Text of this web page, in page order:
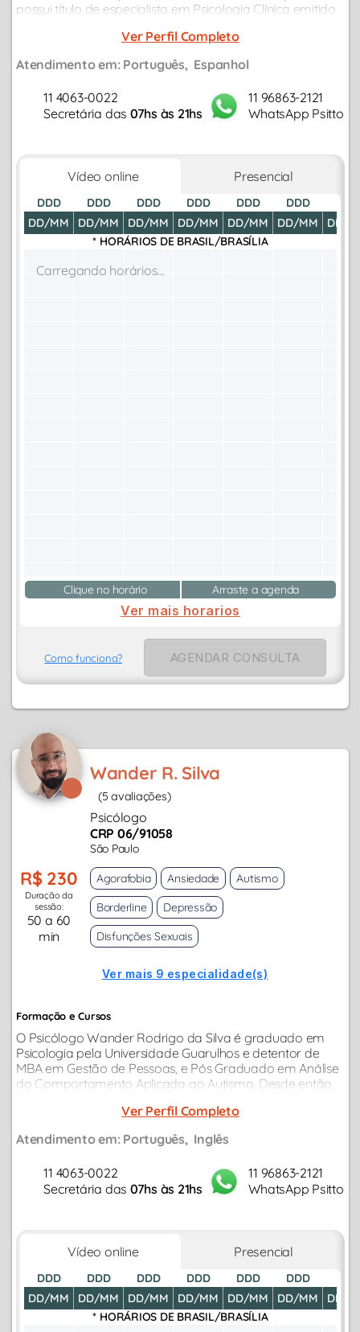
possui título de especialista em Psicologia Clínica emitido
Ver Perfil Completo
Atendimento em: Português Espanhol
11 4063-0022
Secretária das 07hs às 21hs
11 96863-2121
WhatsApp Psitto
Vídeo online Presencial
DDD
DD/MM
DDD
DD/MM
DDD
DD/MM
DDD
DD/MM
DDD
DD/MM
DDD
DD/MM
DD/
* HORÁRIOS DE BRASIL/BRASÍLIA
Carregando horários...
Clique no horário Arraste a agenda
Ver mais horarios
Como funciona? AGENDAR CONSULTA
Wander R. Silva
(5 avaliações)
Psicólogo
CRP 06/91058
São Paulo
R$ 230
Duração da
sessão:
50 a 60
min
Agorafobia Ansiedade
Autismo
Borderline
Depressão
Disfunções Sexuais
Ver mais 9 especialidade(s)
Formação e Cursos
O Psicólogo Wander Rodrigo da Silva é graduado em
Psicologia pela Universidade Guarulhos e detentor de
MBA em Gestão de Pessoas, e Pós Graduado em Análise
do Comportamento Aplicada ao Autismo. Desde então,
na psicanálise quanto no autismo.
Ver Perfil Completo
Atendimento em: Português Inglês
11 4063-0022
Secretária das 07hs às 21hs
11 96863-2121
WhatsApp Psitto
Vídeo online Presencial
DDD
DD/MM
DDD
DD/MM
DDD
DD/MM
DDD
DD/MM
DDD
DD/MM
DDD
DD/MM
DD/
* HORÁRIOS DE BRASIL/BRASÍLIA